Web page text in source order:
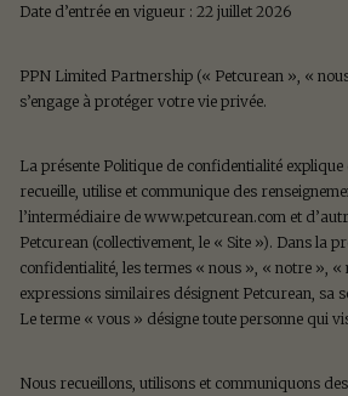
Date d’entrée en vigueur : 22 juillet 2026
PPN Limited Partnership (« Petcurean », «
s’engage à protéger votre vie privée.
La présente Politique de confidentialité explique
recueille, utilise et communique des
l’intermédiaire de www.petcurean.com et
Petcurean (collectivement, le « Site »). Dans la
confidentialité, les termes « nous », « notre », «
expressions similaires désignent Petcurean, sa
Le terme « vous » désigne toute personne qui
Nous recueillons, utilisons et communiquons